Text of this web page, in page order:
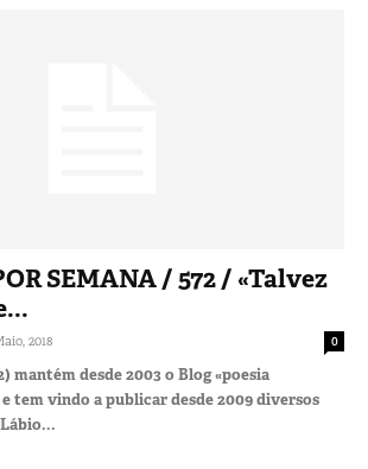
SEMANA / 572 / «Talvez
2018 0
mantém desde 2003 o Blog «poesia
tem vindo a publicar desde 2009 diversos